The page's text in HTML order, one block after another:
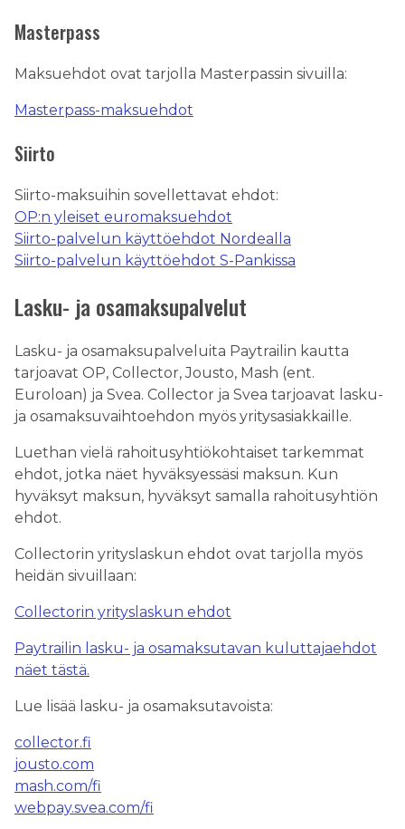
Masterpass
Maksuehdot ovat tarjolla Masterpassin sivuilla:
Masterpass-maksuehdot
Siirto
Siirto-maksuihin sovellettavat ehdot:
OP:n yleiset euromaksuehdot
Siirto-palvelun käyttöehdot Nordealla
Siirto-palvelun käyttöehdot S-Pankissa
Lasku- ja osamaksupalvelut
Lasku- ja osamaksupalveluita Paytrailin kautta
tarjoavat OP, Collector, Jousto, Mash (ent.
Euroloan) ja Svea. Collector ja Svea tarjoavat lasku-
ja osamaksuvaihtoehdon myös yritysasiakkaille.
Luethan vielä rahoitusyhtiökohtaiset tarkemmat
ehdot, jotka näet hyväksyessäsi maksun. Kun
hyväksyt maksun, hyväksyt samalla rahoitusyhtiön
ehdot.
Collectorin yrityslaskun ehdot ovat tarjolla myös
heidän sivuillaan:
Collectorin yrityslaskun ehdot
Paytrailin lasku- ja osamaksutavan kuluttajaehdot
näet tästä.
Lue lisää lasku- ja osamaksutavoista:
collector.fi
jousto.com
mash.com/fi
webpay.svea.com/fi